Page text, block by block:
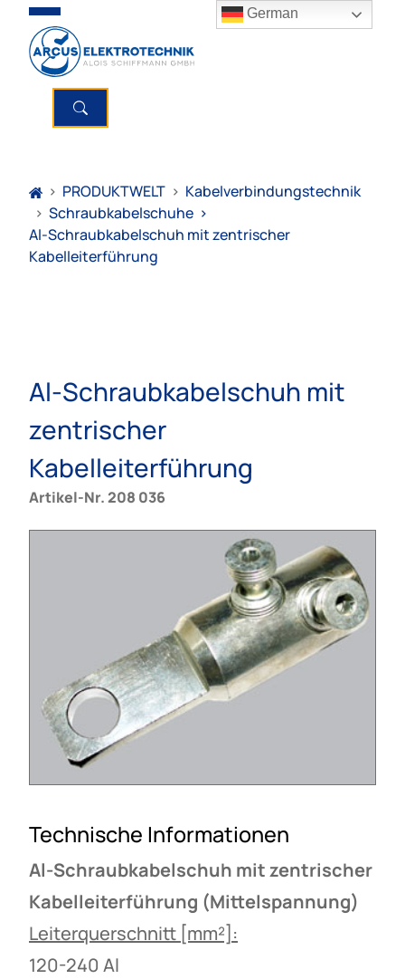
> PRODUKTWELT > Kabelverbindungstechnik
> Schraubkabelschuhe >
Al-Schraubkabelschuh mit zentrischer
Kabelleiterführung
Al-Schraubkabelschuh mit
zentrischer
Kabelleiterführung
Artikel-Nr. 208 036
Technische Informationen
Al-Schraubkabelschuh mit zentrischer
Kabelleiterführung (Mittelspannung)
Leiterquerschnitt [mm²]:
120-240 Al
German